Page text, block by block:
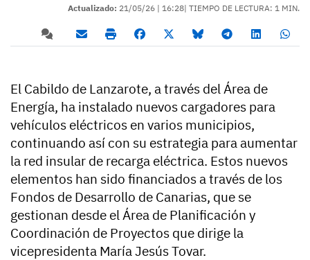
Actualizado: 21/05/26 | 16:28| TIEMPO DE LECTURA: 1 MIN.
El Cabildo de Lanzarote, a través del Área de
Energía, ha instalado nuevos cargadores para
vehículos eléctricos en varios municipios,
continuando así con su estrategia para aumentar
la red insular de recarga eléctrica. Estos nuevos
elementos han sido financiados a través de los
Fondos de Desarrollo de Canarias, que se
gestionan desde el Área de Planificación y
Coordinación de Proyectos que dirige la
vicepresidenta María Jesús Tovar.